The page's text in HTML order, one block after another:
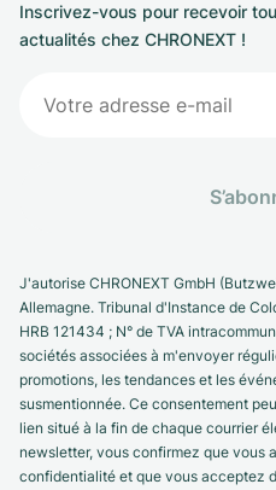
Inscrivez-vous pour recevoir
actualités chez CHRONEXT !
J'autorise CHRONEXT GmbH
Allemagne. Tribunal d'Instance de
HRB 121434 ; N° de TVA
sociétés associées à m'envoyer
promotions, les tendances et les
susmentionnée. Ce consentement
lien situé à la fin de chaque courrier
newsletter, vous confirmez que vous
confidentialité et que vous acceptez